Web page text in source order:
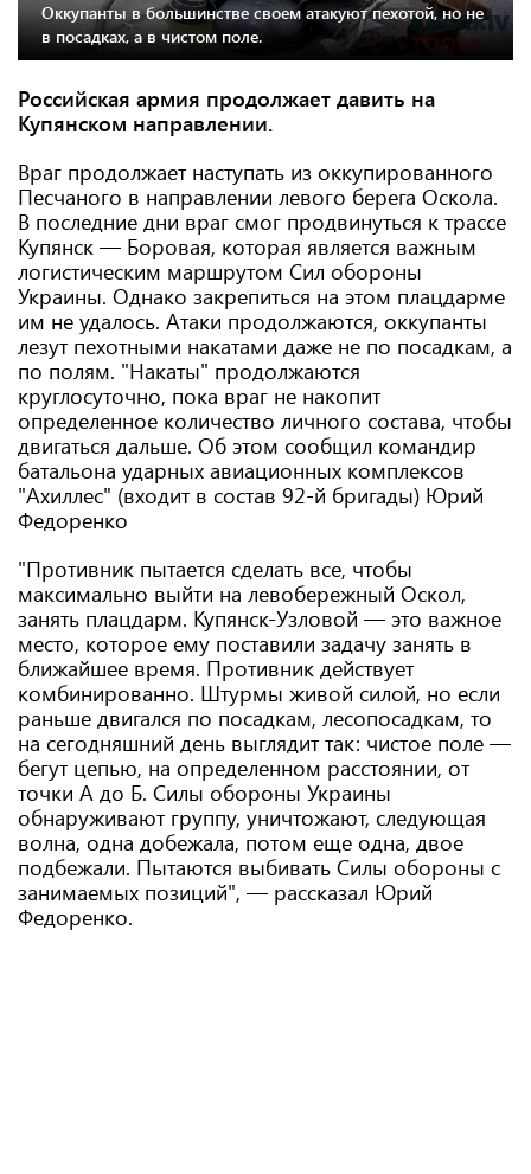
Оккупанты в большинстве своем атакуют пехотой, но не
в посадках, а в чистом поле.
Российская армия продолжает давить на
Купянском направлении.
Враг продолжает наступать из оккупированного
Песчаного в направлении левого берега Оскола.
В последние дни враг смог продвинуться к трассе
Купянск — Боровая, которая является важным
логистическим маршрутом Сил обороны
Украины. Однако закрепиться на этом плацдарме
им не удалось. Атаки продолжаются, оккупанты
лезут пехотными накатами даже не по посадкам, а
по полям. "Накаты" продолжаются
круглосуточно, пока враг не накопит
определенное количество личного состава, чтобы
двигаться дальше. Об этом сообщил командир
батальона ударных авиационных комплексов
"Ахиллес" (входит в состав 92-й бригады) Юрий
Федоренко
"Противник пытается сделать все, чтобы
максимально выйти на левобережный Оскол,
занять плацдарм. Купянск-Узловой — это важное
место, которое ему поставили задачу занять в
ближайшее время. Противник действует
комбинированно. Штурмы живой силой, но если
раньше двигался по посадкам, лесопосадкам, то
на сегодняшний день выглядит так: чистое поле —
бегут цепью, на определенном расстоянии, от
точки А до Б. Силы обороны Украины
обнаруживают группу, уничтожают, следующая
волна, одна добежала, потом еще одна, двое
подбежали. Пытаются выбивать Силы обороны с
занимаемых позиций", — рассказал Юрий
Федоренко.